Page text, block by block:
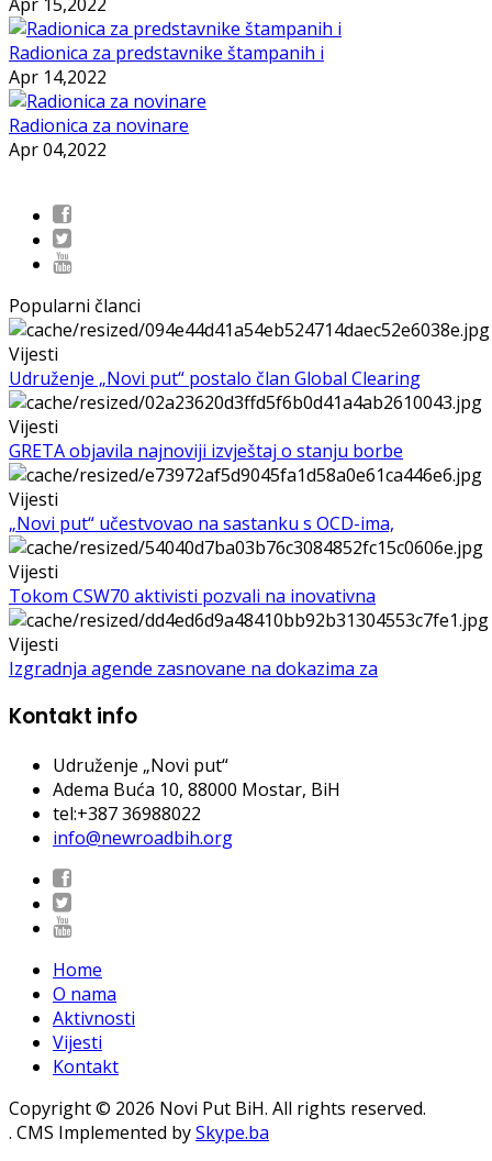
Radionica za predstavnike štampanih i
Apr 14,2022
Radionica za novinare
Apr 04,2022
Popularni članci
Vijesti
Udruženje „Novi put“ postalo član Global Clearing
Vijesti
GRETA objavila najnoviji izvještaj o stanju borbe
Vijesti
„Novi put“ učestvovao na sastanku s OCD-ima,
Vijesti
Tokom CSW70 aktivisti pozvali na inovativna
Vijesti
Izgradnja agende zasnovane na dokazima za
Kontakt info
Udruženje „Novi put“
Adema Buća 10, 88000 Mostar, BiH
tel:+387 36988022
info@newroadbih.org
Home
O nama
Aktivnosti
Vijesti
Kontakt
Copyright © 2026 Novi Put BiH. All rights reserved.
. CMS Implemented bySkype.ba